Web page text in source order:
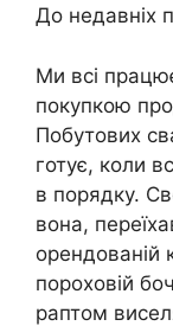
До недавніх
Ми всі
покупкою
Побутових
готує, коли
в порядку.
вона,
орендованій
пороховій
раптом